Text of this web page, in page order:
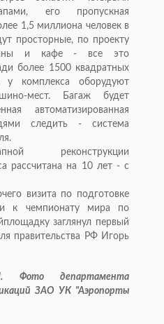
его пропускная
1,5 миллиона человек в
просторные, по проекту
и кафе - все это
более 1500 квадратных
у комплекса оборудуют
мест. Багаж будет
автоматизированная
следить - система
реконструкции
рассчитана на 10 лет - с
визита по подготовке
к чемпионату мира по
заглянул первый
правительства РФ Игорь
Фото департамента
ЗАО УК "Аэропорты